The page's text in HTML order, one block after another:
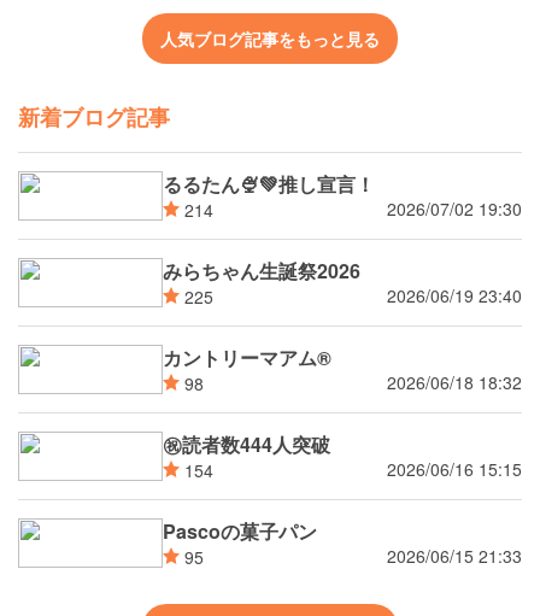
人気ブログ記事をもっと見る
新着ブログ記事
るるたん🍨‪💚推し宣言！
214 2026/07/02 19:30
みらちゃん生誕祭2026
225 2026/06/19 23:40
カントリーマアム®
98 2026/06/18 18:32
㊗読者数444人突破
154 2026/06/16 15:15
Pascoの菓子パン
95 2026/06/15 21:33